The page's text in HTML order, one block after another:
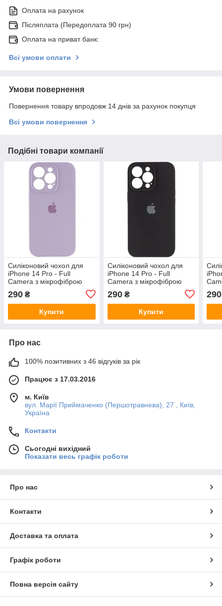
Оплата на рахунок
Післяплата (Передоплата 90 грн)
Оплата на приват банк:
Всі умови оплати
Умови повернення
Повернення товару впродовж 14 днів за рахунок покупця
Всі умови повернення
Подібні товари компанії
Силіконовий чохол для
iPhone 14 Pro - Full
Camera з мікрофіброю
290 ₴
Купити
Силіконовий чохол для
iPhone 14 Pro - Full
Camera з мікрофіброю
290₴
Купити
290
Про нас
100% позитивних з 46 відгуків за рік
Працює з 17.03.2016
м. Київ
вул. Марії Приймаченко (Першотравнева), 27 , Київ,
Україна
Контакти
Сьогодні вихідний
Показати весь графік роботи
Про нас
Контакти
Доставка та оплата
Графік роботи
Повна версія сайту